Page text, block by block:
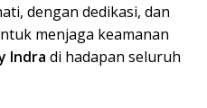
dengan dedikasi, dan
menjaga keamanan
Indra di hadapan seluruh